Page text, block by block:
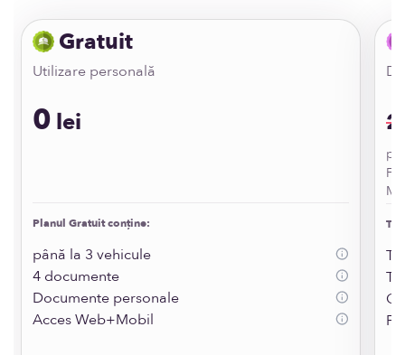
Gratuit
Utilizare personală
0lei
Planul Gratuit conține:
până la 3 vehicule
4 documente
Documente personale
Acces Web+Mobil
2